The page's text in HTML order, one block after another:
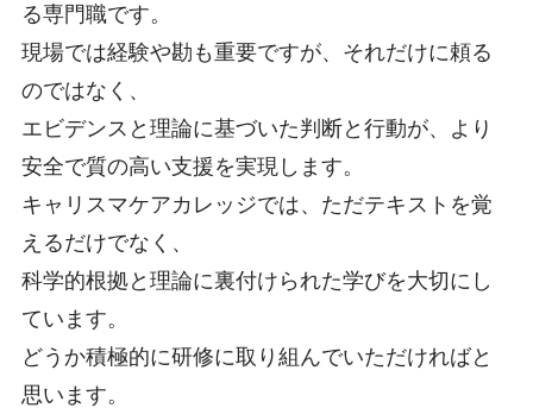
る専門職です。
現場では経験や勘も重要ですが、それだけに頼る
のではなく、
エビデンスと理論に基づいた判断と行動が、より
安全で質の高い支援を実現します。
キャリスマケアカレッジでは、ただテキストを覚
えるだけでなく、
科学的根拠と理論に裏付けられた学びを大切にし
ています。
どうか積極的に研修に取り組んでいただければと
思います。